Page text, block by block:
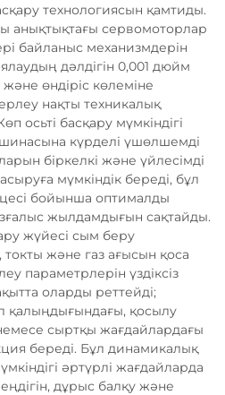
технологиясын қамтиды.
анықтықтағы сервомоторлар
байланыс механизмдерін
дәлдігін 0,001 дюйм
өндіріс көлеміне
нақты техникалық
осьті басқару мүмкіндігі
күрделі үшөлшемді
біркелкі және үйлесімді
мүмкіндік береді, бұл
бойынша оптималды
жылдамдығын сақтайды.
жүйесі сым беру
және газ ағысын қоса
параметрлерін үздіксіз
оларды реттейді;
қалыңдығындағы, қосылу
сыртқы жағдайлардағы
береді. Бұл динамикалық
әртүрлі жағдайларда
дұрыс балқу және